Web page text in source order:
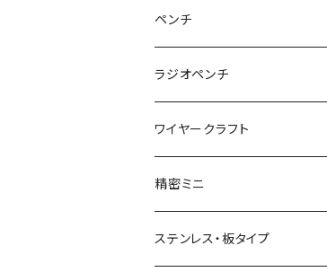
パワーニッパ
ピアノ線強力ニッパ
結束バンド2WAYニッパ
結束バンドひっぱりニッパ
電工Fニッパ
かるいプラスチックニッパ
ミニプラスチックニッパ
マイクロプラスチックニッパ
模型プロ 片刃プラニッパ
片刃プラニッパ
ペンチ
ペンチ
かるいペンチ
新サイズペンチ
かるいパワーペンチ
ラジオペンチ
ラジオペンチ
かるいラジオペンチ
新サイズラジオペンチ
ワイヤークラフト
精密ミニ
ミニマイクロニッパ
ステンレス・板タイプ